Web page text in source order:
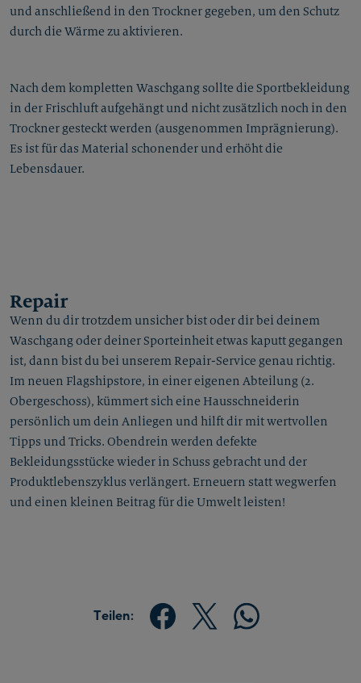
und anschließend in den Trockner gegeben, um den Schutz
durch die Wärme zu aktivieren.
Nach dem kompletten Waschgang sollte die Sportbekleidung
in der Frischluft aufgehängt und nicht zusätzlich noch in den
Trockner gesteckt werden (ausgenommen Imprägnierung).
Es ist für das Material schonender und erhöht die
Lebensdauer.
Repair
Wenn du dir trotzdem unsicher bist oder dir bei deinem
Waschgang oder deiner Sporteinheit etwas kaputt gegangen
ist, dann bist du bei unserem Repair-Service genau richtig.
Im neuen Flagshipstore, in einer eigenen Abteilung (2.
Obergeschoss), kümmert sich eine Hausschneiderin
persönlich um dein Anliegen und hilft dir mit wertvollen
Tipps und Tricks. Obendrein werden defekte
Bekleidungsstücke wieder in Schuss gebracht und der
Produktlebenszyklus verlängert. Erneuern statt wegwerfen
und einen kleinen Beitrag für die Umwelt leisten!
Teilen: